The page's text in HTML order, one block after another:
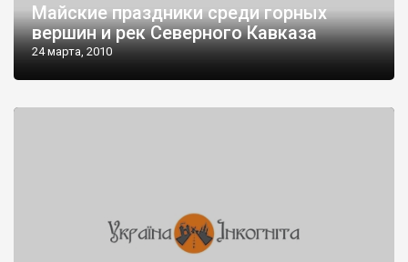
Майские праздники среди горных
вершин и рек Северного Кавказа
24 марта, 2010